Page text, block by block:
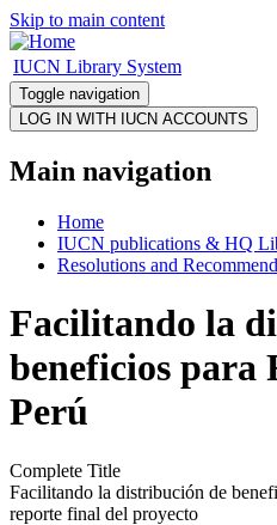
Skip to main content
IUCN Library System
Toggle navigation
Main navigation
Home
IUCN publications & HQ
Resolutions and
Facilitando la
beneficios para
Perú
Complete Title
Facilitando la distribución de
reporte final del proyecto